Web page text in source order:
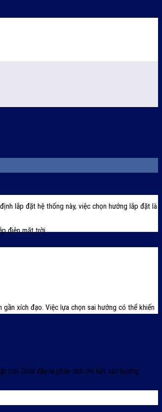
lắp đặt hệ thống này, việc chọn hướng lắp đặt là
điện mặt trời.
xích đạo. Việc lựa chọn sai hướng có thể khiến
trời. Dưới đây là phân tích chi tiết các hướng: